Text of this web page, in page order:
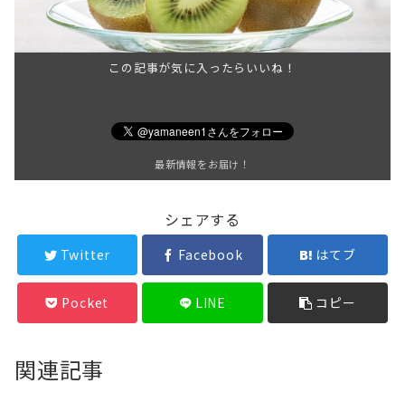
この記事が気に入ったらいいね！
最新情報をお届け！
シェアする
Twitter Facebook はてブ
Pocket LINE コピー
関連記事